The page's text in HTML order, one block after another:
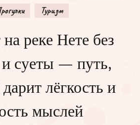
Туризм
реке Нете без
суеты — путь,
лёгкость и
мыслей